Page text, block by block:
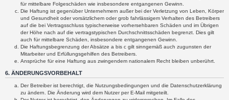
für mittelbare Folgeschäden wie insbesondere entgangenen Gewinn.
Die Haftung ist gegenüber Unternehmern außer bei der Verletzung von Leben, Körper
und Gesundheit oder vorsätzlichem oder grob fahrlässigem Verhalten des Betreibers
auf die bei Vertragsschluss typischerweise vorhersehbaren Schäden und im Übrigen
der Höhe nach auf die vertragstypischen Durchschnittsschäden begrenzt. Dies gilt
auch für mittelbare Schäden, insbesondere entgangenen Gewinn.
Die Haftungsbegrenzung der Absätze a bis c gilt sinngemäß auch zugunsten der
Mitarbeiter und Erfüllungsgehilfen des Betreibers.
Ansprüche für eine Haftung aus zwingendem nationalem Recht bleiben unberührt.
6. ÄNDERUNGSVORBEHALT
Der Betreiber ist berechtigt, die Nutzungsbedingungen und die Datenschutzerklärung
zu ändern. Die Änderung wird dem Nutzer per E-Mail mitgeteilt.